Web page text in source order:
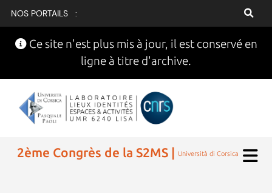
NOS PORTAILS :
Ce site n'est plus mis à jour, il est conservé en
ligne à titre d'archive.
2ème Congrès de la S2MS | Università di Corsica